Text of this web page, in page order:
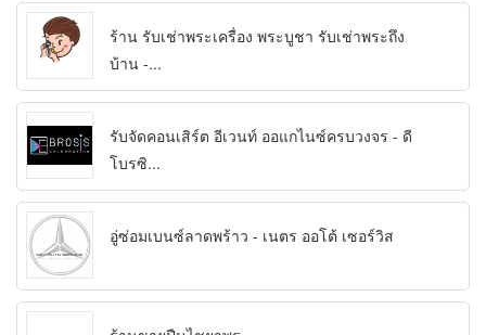
ร้าน รับเช่าพระเครื่อง พระบูชา รับเช่าพระถึง
บ้าน -...
รับจัดคอนเสิร์ต อีเวนท์ ออแกไนซ์ครบวงจร - ดี
โบรซิ...
อู่ซ่อมเบนซ์ลาดพร้าว - เนตร ออโต้ เซอร์วิส